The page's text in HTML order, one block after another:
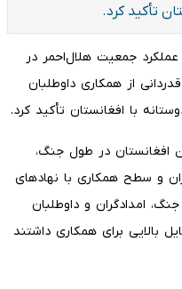
تأکید کرد.
عملکرد جمعیت هلال‌احمر در
از همکاری داوطلبان
با افغانستان تأکید کرد.
افغانستان در طول جنگ،
و سطح همکاری با نهادهای
امدادگران و داوطلبان
بالایی برای همکاری داشتند